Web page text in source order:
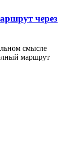
через
смысле
маршрут